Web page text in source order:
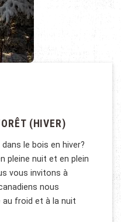
(HIVER)
le bois en hiver?
pleine nuit et en plein
vous invitons à
nous
au froid et à la nuit